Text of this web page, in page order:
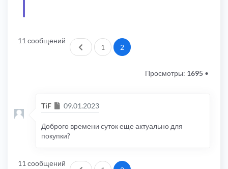
11 сообщений
Пред.1 2
Просмотры: 1695 •
TiF Сообщение
09.01.2023
Доброго времени суток еще актуально для
покупки?
11 сообщений